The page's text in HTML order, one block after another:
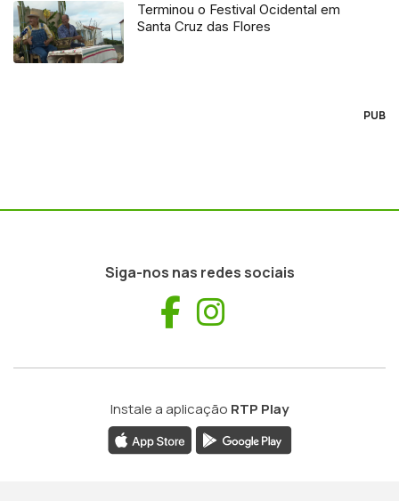
Terminou o Festival Ocidental em
Santa Cruz das Flores
PUB
Siga-nos nas redes sociais
Facebook
Instale a aplicação RTP Play